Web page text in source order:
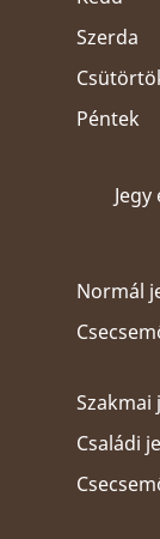
Szerda
Péntek
Normál
Szakmai
Családi